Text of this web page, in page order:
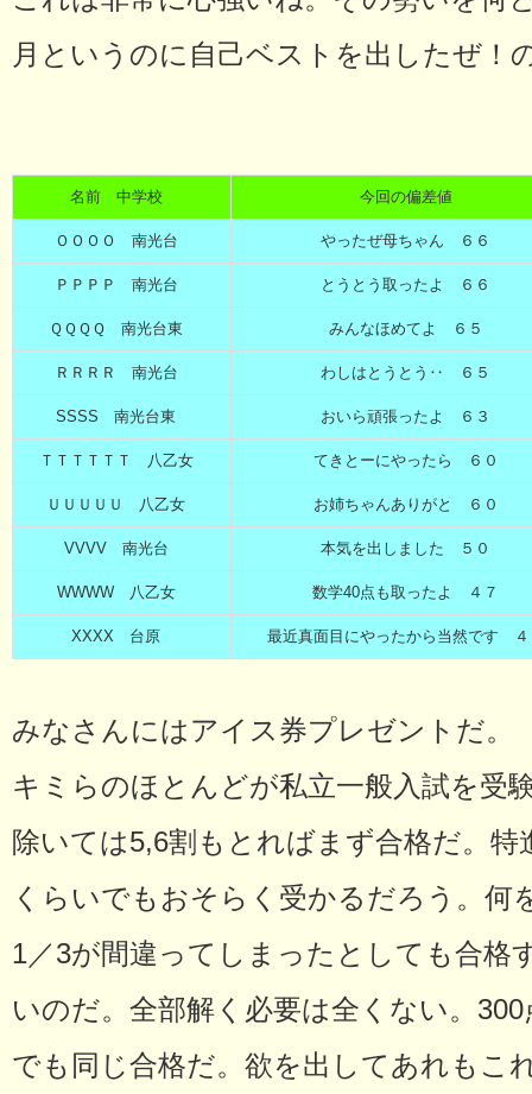
月というのに自己ベストを出したぜ！
名前 中学校 今回の偏差値
ＯＯＯＯ 南光台 やったぜ母ちゃん ６６
ＰＰＰＰ 南光台 とうとう取ったよ ６６
ＱＱＱＱ 南光台東 みんなほめてよ ６５
ＲＲＲＲ 南光台 わしはとうとう‥ ６５
SSSS 南光台東 おいら頑張ったよ ６３
ＴＴＴＴＴＴ 八乙女 てきとーにやったら ６０
ＵＵＵＵＵ 八乙女 お姉ちゃんありがと ６０
VVVV 南光台 本気を出しました ５０
WWWW 八乙女 数学40点も取ったよ ４７
XXXX 台原 最近真面目にやったから当然です ４
みなさんにはアイス券プレゼントだ。
キミらのほとんどが私立一般入試を受
除いては5,6割もとればまず合格だ。
くらいでもおそらく受かるだろう。何
1／3が間違ってしまったとしても合格
いのだ。全部解く必要は全くない。
でも同じ合格だ。欲を出してあれもこ